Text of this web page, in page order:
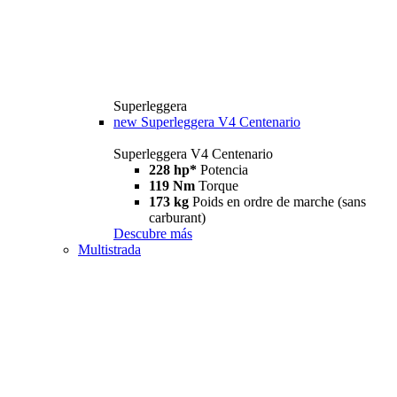
Superleggera
new Superleggera V4 Centenario
Superleggera V4 Centenario
228 hp* Potencia
119 Nm Torque
173 kg Poids en ordre de marche (sans
carburant)
Descubre más
Multistrada